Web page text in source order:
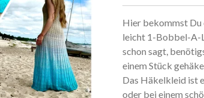
Hier bekommst Du
leicht 1-Bobbel-A-
schon sagt,
einem Stück
Das Häkelkleid ist
oder bei einem